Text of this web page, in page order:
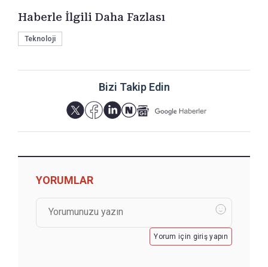
Haberle İlgili Daha Fazlası
Teknoloji
Bizi Takip Edin
YORUMLAR
Yorum için giriş yapın